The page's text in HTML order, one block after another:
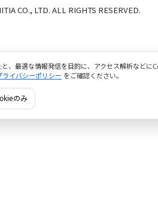
CO., LTD. ALL RIGHTS RESERVED.
、最適な情報発信を目的に、アクセス解析などに
ライバシーポリシー をご確認ください。
のみ